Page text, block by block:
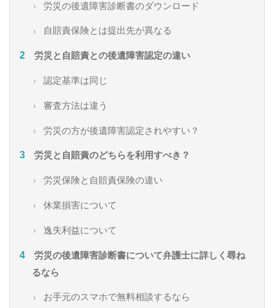
労災の後遺障害診断書のダウンロード
自賠責保険とは提出先が異なる
労災と自賠責との後遺障害認定の違い
認定基準は同じ
審査方法は違う
労災の方が後遺障害認定されやすい？
労災と自賠責のどちらを利用すべき？
労災保険と自賠責保険の違い
休業損害について
逸失利益について
労災の後遺障害診断書について弁護士に詳しく尋ね
るなら
お手元のスマホで無料相談するなら